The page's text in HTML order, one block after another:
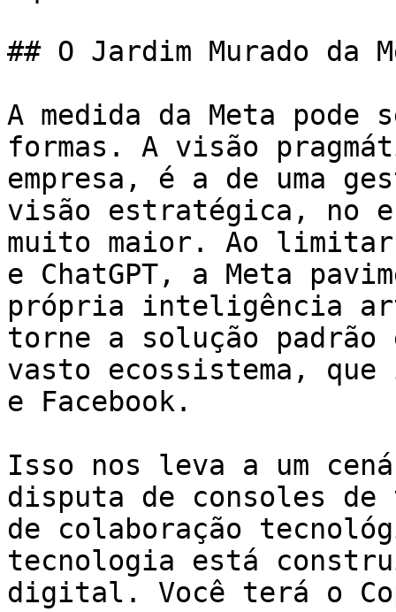
## O Jardim Murado da
A medida da Meta
formas. A visão
empresa, é a de uma
visão estratégica, no
muito maior. Ao limitar
e ChatGPT, a Meta
própria inteligência
torne a solução padrão
vasto ecossistema,
e Facebook.
Isso nos leva a um
disputa de consoles de
de colaboração
tecnologia está
digital. Você terá o